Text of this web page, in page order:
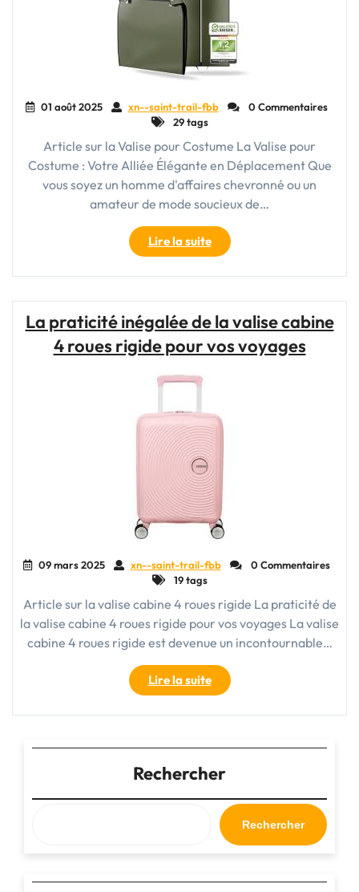
01 août 2025 xn--saint-trail-fbb
0 Commentaires
29 tags
Article sur la Valise pour Costume La Valise pour
Costume : Votre Alliée Élégante en Déplacement Que
vous soyez un homme d'affaires chevronné ou un
amateur de mode soucieux de…
Lire la suite"La
Valise
pour
Votre
Compagnon
La praticité inégalée de la valise cabine
4 roues rigide pour vos voyages
09 mars 2025 xn--saint-trail-fbb
0 Commentaires
19 tags
Article sur la valise cabine 4 roues rigide La praticité de
la valise cabine 4 roues rigide pour vos voyages La valise
cabine 4 roues rigide est devenue un incontournable…
Lire la suite"La
praticité
inégalée
la
valise
cabine
4
roues
rigide
Rechercher
Rechercher